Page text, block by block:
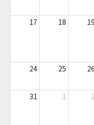
17 18 19
24 25 26
31 1 2